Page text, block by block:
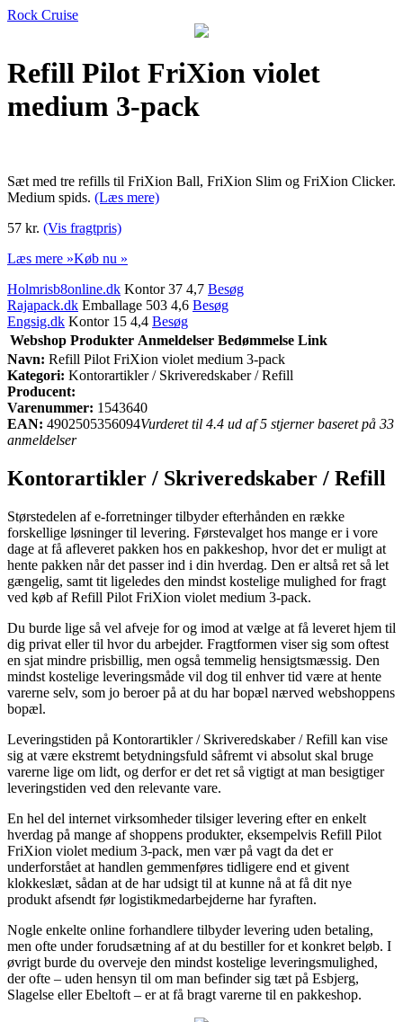
Rock Cruise
Refill Pilot FriXion violet
medium 3-pack
Sæt med tre refills til FriXion Ball, FriXion Slim og FriXion Clicker.
Medium spids. (Læs mere)
57 kr. (Vis fragtpris)
Læs mere »Køb nu »
Holmrisb8online.dk Kontor 37 4,7 Besøg
Rajapack.dk Emballage 503 4,6 Besøg
Engsig.dk Kontor 15 4,4 Besøg
Webshop Produkter Anmeldelser Bedømmelse Link
Navn: Refill Pilot FriXion violet medium 3-pack
Kategori: Kontorartikler / Skriveredskaber / Refill
Producent:
Varenummer: 1543640
EAN: 4902505356094Vurderet til 4.4 ud af 5 stjerner baseret på 33
anmeldelser
Kontorartikler / Skriveredskaber / Refill
Størstedelen af e-forretninger tilbyder efterhånden en række
forskellige løsninger til levering. Førstevalget hos mange er i vore
dage at få afleveret pakken hos en pakkeshop, hvor det er muligt at
hente pakken når det passer ind i din hverdag. Den er altså ret så let
gængelig, samt tit ligeledes den mindst kostelige mulighed for fragt
ved køb af Refill Pilot FriXion violet medium 3-pack.
Du burde lige så vel afveje for og imod at vælge at få leveret hjem til
dig privat eller til hvor du arbejder. Fragtformen viser sig som oftest
en sjat mindre prisbillig, men også temmelig hensigtsmæssig. Den
mindst kostelige leveringsmåde vil dog til enhver tid være at hente
varerne selv, som jo beroer på at du har bopæl nærved webshoppens
bopæl.
Leveringstiden på Kontorartikler / Skriveredskaber / Refill kan vise
sig at være ekstremt betydningsfuld såfremt vi absolut skal bruge
varerne lige om lidt, og derfor er det ret så vigtigt at man besigtiger
leveringstiden ved den relevante vare.
En hel del internet virksomheder tilsiger levering efter en enkelt
hverdag på mange af shoppens produkter, eksempelvis Refill Pilot
FriXion violet medium 3-pack, men vær på vagt da det er
underforstået at handlen gemmenføres tidligere end et givent
klokkeslæt, sådan at de har udsigt til at kunne nå at få dit nye
produkt afsendt før logistikmedarbejderne har fyraften.
Nogle enkelte online forhandlere tilbyder levering uden betaling,
men ofte under forudsætning af at du bestiller for et konkret beløb. I
øvrigt burde du overveje den mindst kostelige leveringsmulighed,
der ofte – uden hensyn til om man befinder sig tæt på Esbjerg,
Slagelse eller Ebeltoft – er at få bragt varerne til en pakkeshop.